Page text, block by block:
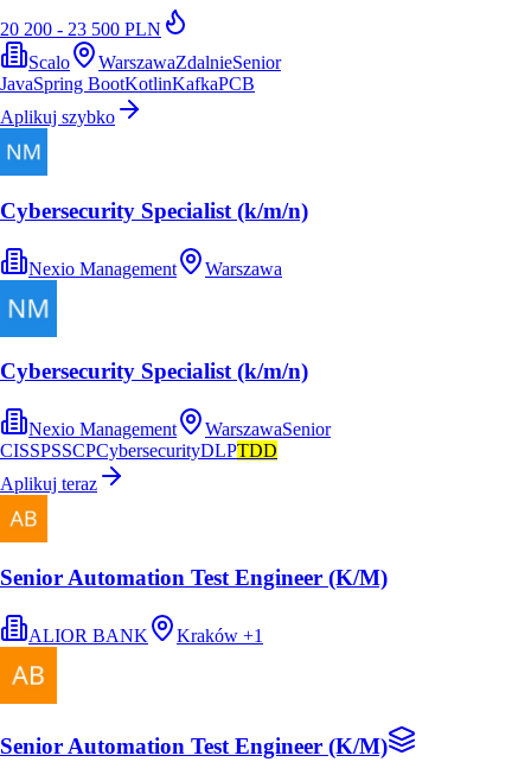
20 200 - 23 500 PLN
Scalo
WarszawaZdalnieSenior
JavaSpring BootKotlinKafkaPCB
Aplikuj szybko
Cybersecurity Specialist (k/m/n)
Nexio Management Warszawa
Cybersecurity Specialist (k/m/n)
Nexio Management WarszawaSenior
CISSPSSCPCybersecurityDLPTDD
Aplikuj teraz
Senior Automation Test Engineer (K/M)
ALIOR BANK Kraków +1
Senior Automation Test Engineer (K/M)